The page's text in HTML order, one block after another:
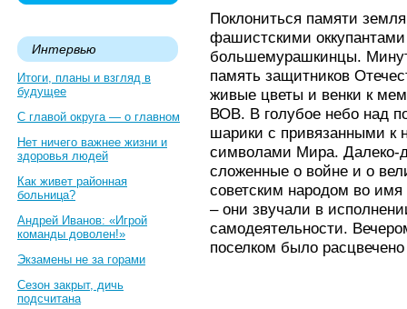
Интервью
Итоги, планы и взгляд в
будущее
С главой округа — о главном
Нет ничего важнее жизни и
здоровья людей
Как живет районная
больница?
Андрей Иванов: «Игрой
команды доволен!»
Экзамены не за горами
Сезон закрыт, дичь
подсчитана
Поклониться памяти
фашистскими
большемурашкинцы.
память защитников
живые цветы и венки к
ВОВ. В голубое небо над
шарики с привязанными
символами Мира.
сложенные о войне и о
советским народом во
– они звучали в
самодеятельности.
поселком было